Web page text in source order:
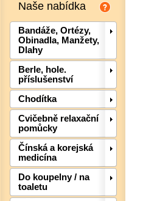
Naše nabídka
Bandáže, Ortézy,
Obinadla, Manžety,
Dlahy
Berle, hole.
příslušenství
Chodítka
Cvičebně relaxační
pomůcky
Čínská a korejská
medicína
Do koupelny / na
toaletu